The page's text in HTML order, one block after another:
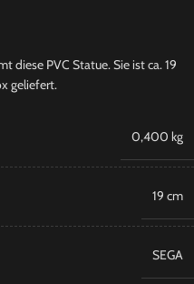
diese PVC Statue. Sie ist ca. 19
geliefert.
0,400 kg
19 cm
SEGA